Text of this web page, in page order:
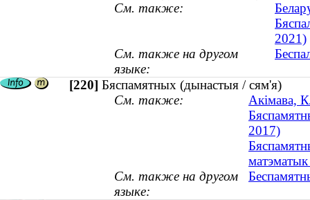
См. также:
2021)
См. также на другом
языке:
[220] Бяспамятных (дынастыя / сям'я)
См. также:
Акімава,
2017)
См. также на другом
языке: